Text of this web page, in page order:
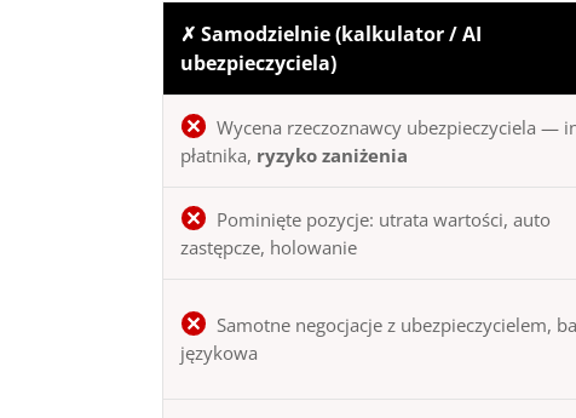
✗ Samodzielnie (kalkulator / AI
ubezpieczyciela)
Wycena rzeczoznawcy ubezpieczyciela —
płatnika, ryzyko zaniżenia
Pominięte pozycje: utrata wartości, auto
zastępcze, holowanie
Samotne negocjacje z ubezpieczycielem,
językowa